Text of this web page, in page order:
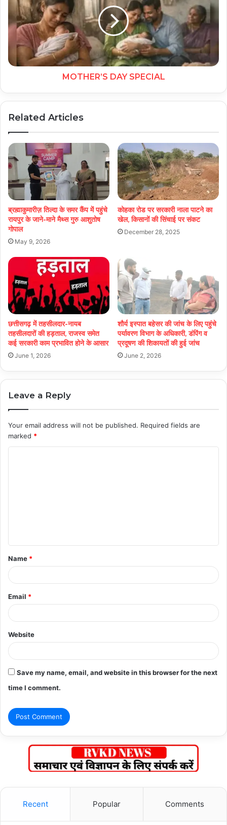
MOTHER’S DAY SPECIAL
Related Articles
ब्रह्माकुमारीज़ तिल्दा के समर कैंप में पहुंचे
रायपुर के जाने-माने मैथ्स गुरु आशुतोष
गोपाल
May 9, 2026
कोहका रोड पर सरकारी नाला पाटने का
खेल, किसानों की सिंचाई पर संकट
December 28, 2025
छत्तीसगढ़ में तहसीलदार-नायब
तहसीलदारों की हड़ताल, राजस्व समेत
कई सरकारी काम प्रभावित होने के आसार
June 1, 2026
शौर्य इस्पात बहेसर की जांच के लिए पहुंचे
पर्यावरण विभाग के अधिकारी, डंपिंग व
प्रदूषण की शिकायतों की हुई जांच
June 2, 2026
Leave a Reply
Your email address will not be published. Required fields are
marked *
t
*
Name *
Email *
Website
Save my name, email, and website in this browser for the next
time I comment.
Recent Popular Comments